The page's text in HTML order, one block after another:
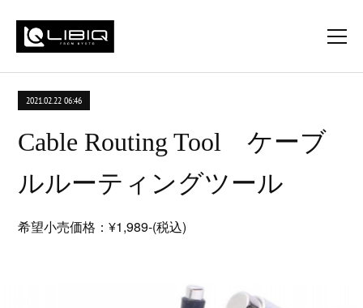
2021.02.22 06:46
Cable Routing Tool ケーブ
ルルーティングツール
希望小売価格：¥1,989-(税込)